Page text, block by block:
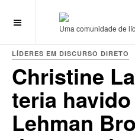
Uma comunidade de
LÍDERES EM DISCURSO DIRETO
Christine
teria
Lehman